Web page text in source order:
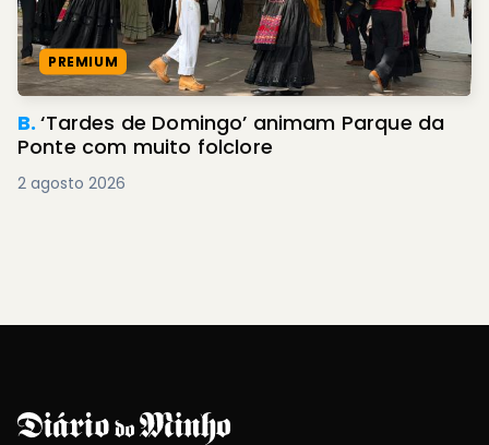
PREMIUM
B.‘Tardes de Domingo’ animam Parque da
Ponte com muito folclore
2 agosto 2026